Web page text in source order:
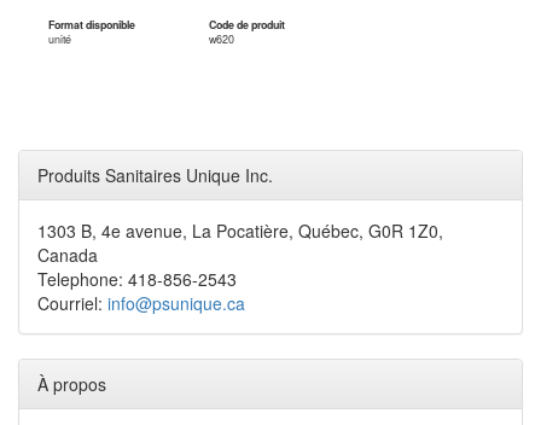
Format disponible
Code de produit
unité
w620
Produits Sanitaires Unique Inc.
1303 B, 4e avenue, La Pocatière, Québec, G0R 1Z0,
Canada
Telephone: 418-856-2543
Courriel: info@psunique.ca
À propos